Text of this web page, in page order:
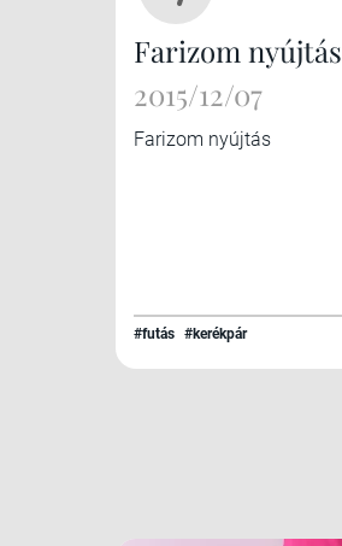
Farizom nyújtás
2015/12/07
Farizom nyújtás
#futás #kerékpár